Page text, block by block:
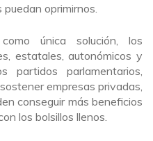
oprimirnos.
única solución, los
estatales, autonómicos y
partidos parlamentarios,
empresas privadas,
conseguir más beneficios
los bolsillos llenos.